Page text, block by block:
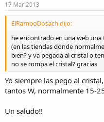
17 Mar 2013
ElRamboDosach dijo:
he encontrado en una web una
(en las tiendas donde
bien? y va pegada al cristal o
no se rompa el cristal? gracias
Yo siempre las pego al
tantos W, normalmente 15-
Un saludo!!